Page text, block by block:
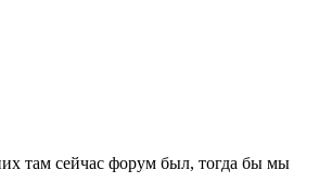
там сейчас форум был, тогда бы мы